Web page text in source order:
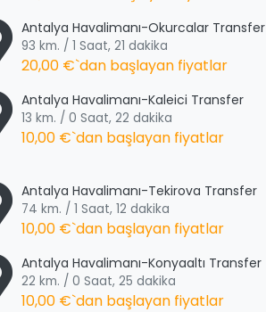
Antalya Havalimanı-Okurcalar Transfer
93 km. / 1 Saat, 21 dakika
20,00 €`dan başlayan fiyatlar
Antalya Havalimanı-Kaleici Transfer
13 km. / 0 Saat, 22 dakika
10,00 €`dan başlayan fiyatlar
Antalya Havalimanı-Tekirova Transfer
74 km. / 1 Saat, 12 dakika
10,00 €`dan başlayan fiyatlar
Antalya Havalimanı-Konyaaltı Transfer
22 km. / 0 Saat, 25 dakika
10,00 €`dan başlayan fiyatlar